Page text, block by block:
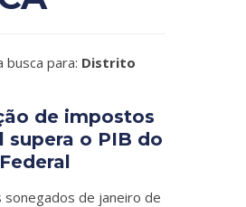
busca para: Distrito
de impostos
supera o PIB do
de janeiro de